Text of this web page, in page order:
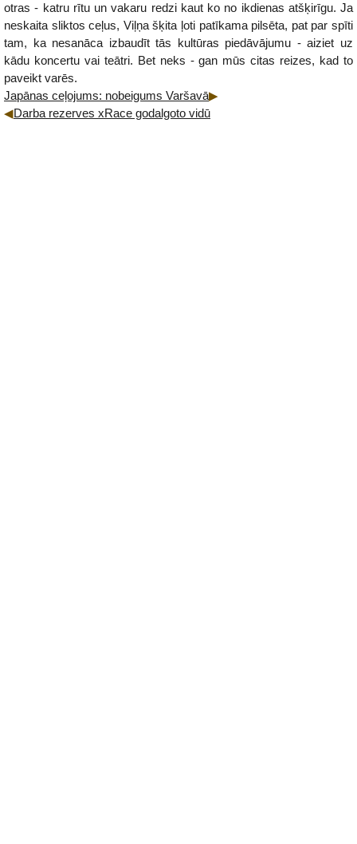
otras - katru rītu un vakaru redzi kaut ko no ikdienas atšķirīgu. Ja
neskaita sliktos ceļus, Viļņa šķita ļoti patīkama pilsēta, pat par spīti
tam, ka nesanāca izbaudīt tās kultūras piedāvājumu - aiziet uz
kādu koncertu vai teātri. Bet neks - gan mūs citas reizes, kad to
paveikt varēs.
Japānas ceļojums: nobeigums Varšavā
Darba rezerves xRace godalgoto vidū